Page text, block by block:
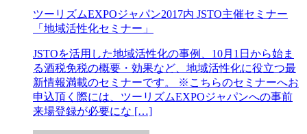
ツーリズムEXPOジャパン2017内 JSTO主催セミナー
「地域活性化セミナー」
JSTOを活用した地域活性化の事例、10月1日から始ま
る酒税免税の概要・効果など、地域活性化に役立つ最
新情報満載のセミナーです。 ※こちらのセミナーへお
申込頂く際には、ツーリズムEXPOジャパンへの事前
来場登録が必要にな […]